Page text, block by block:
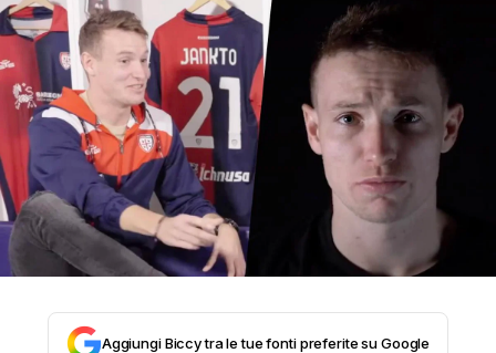
Aggiungi Biccy tra le tue fonti preferite su Google